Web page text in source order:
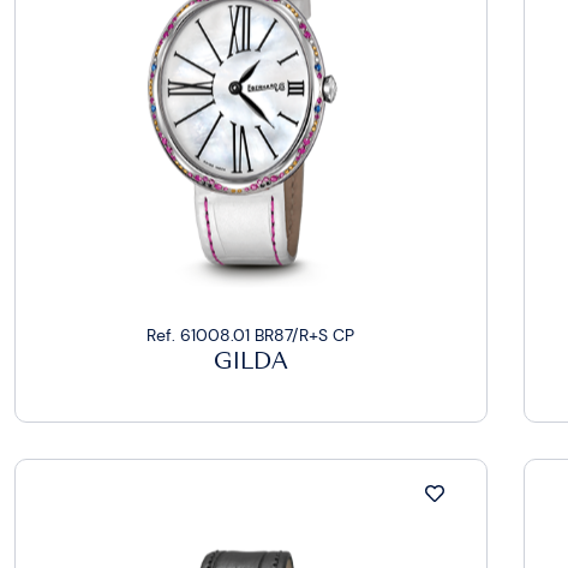
Ref. 61008.01 BR87/R+S CP
GILDA